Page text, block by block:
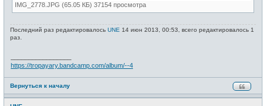
IMG_2778.JPG (65.05 КБ) 37154 просмотра
Последний раз редактировалось UNE 14 июн 2013, 00:53, всего редактировалось 1
раз.
https://tropayary.bandcamp.com/album/--4
Вернуться к началу